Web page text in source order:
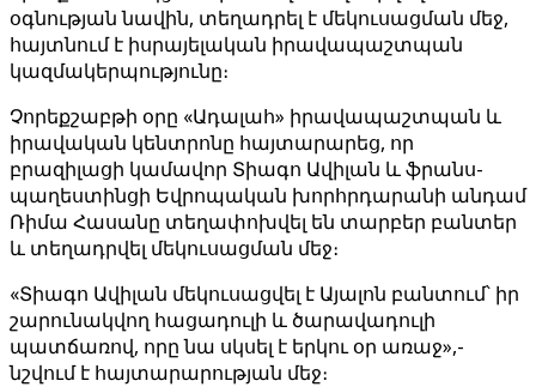
օգնության նավին, տեղադրել է մեկուսացման մեջ,
հայտնում է իսրայելական իրավապաշտպան
կազմակերպությունը։
Չորեքշաբթի օրը «Ադալահ» իրավապաշտպան և
իրավական կենտրոնը հայտարարեց, որ
բրազիլացի կամավոր Տիագո Ավիլան և ֆրանս-
պաղեստինցի Եվրոպական խորհրդարանի անդամ
Ռիմա Հասանը տեղափոխվել են տարբեր բանտեր
և տեղադրվել մեկուսացման մեջ։
«Տիագո Ավիլան մեկուսացվել է Այալոն բանտում՝ իր
շարունակվող հացադուլի և ծարավադուլի
պատճառով, որը նա սկսել է երկու օր առաջ»,-
նշվում է հայտարարության մեջ։